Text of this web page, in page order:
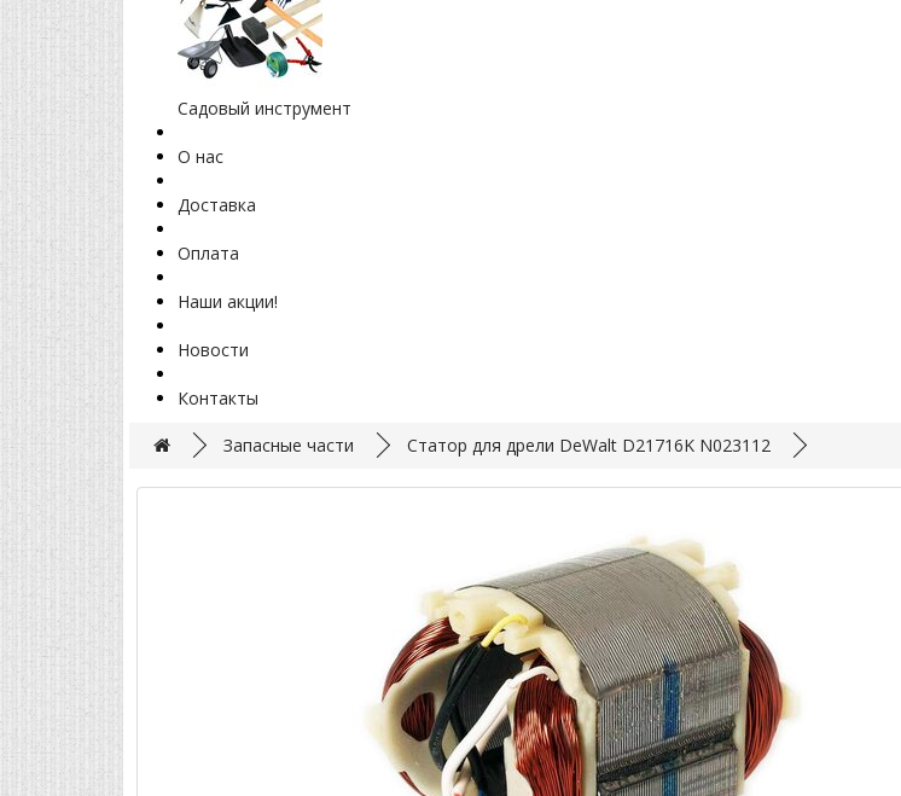
Садовый инструмент
О нас
Доставка
Оплата
Наши акции!
Новости
Контакты
Запасные части Статор для дрели DeWalt D21716K N023112